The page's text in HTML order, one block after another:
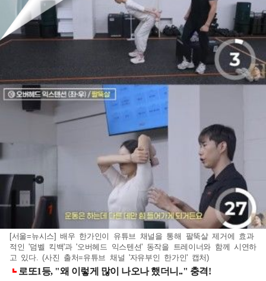
[서울=뉴시스] 배우 한가인이 유튜브 채널을 통해 팔뚝살 제거에 효과
적인 '덤벨 킥백'과 '오버헤드 익스텐션' 동작을 트레이너와 함께 시연하
고 있다. (사진 출처=유튜브 채널 '자유부인 한가인' 캡처)